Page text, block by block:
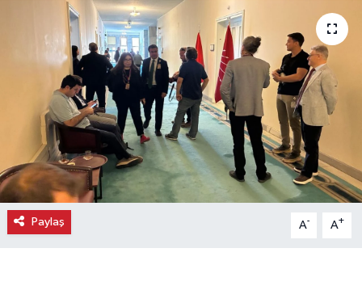
Paylaş A- A+
Ekonomi
Eleman
Emlak
Gündem
Gurme
Haber